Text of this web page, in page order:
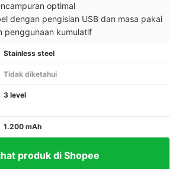
optimal
dengan pengisian USB dan masa pakai
penggunaan kumulatif
Stainless steel
Tidak diketahui
3 level
1.200 mAh
produk di Shopee